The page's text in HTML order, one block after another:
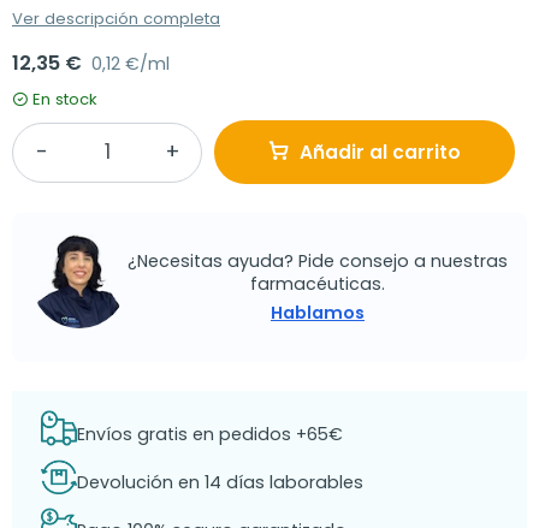
Ver descripción completa
12,35 € 0,12 €/ml
En stock
Añadir al carrito
¿Necesitas ayuda? Pide consejo a nuestras
farmacéuticas.
Hablamos
Envíos gratis en pedidos +65€
Devolución en 14 días laborables